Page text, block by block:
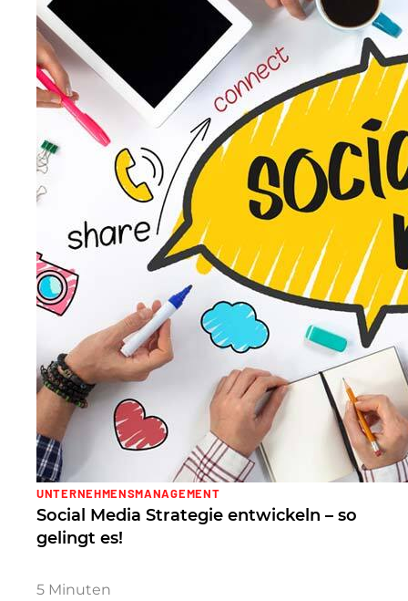
UNTERNEHMENSMANAGEMENT
Social Media Strategie entwickeln – so
gelingt es!
5 Minuten